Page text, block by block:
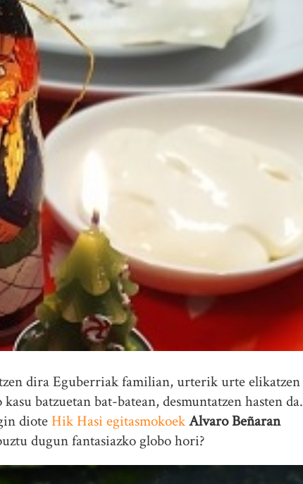
dira Eguberriak familian, urterik urte elikatzen
batzuetan bat-batean, desmuntatzen hasten da.
dioteHik Hasi egitasmokoekAlvaro Beñaran
dugun fantasiazko globo hori?